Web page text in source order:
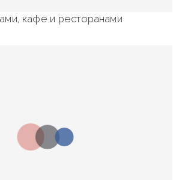
кафе и ресторанами